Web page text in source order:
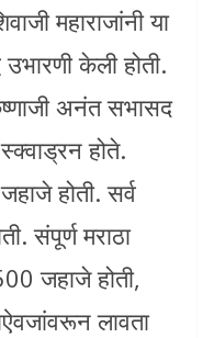
महाराजांनी या
केली होती.
अनंत सभासद
होते.
होती. सर्व
संपूर्ण मराठा
जहाजे होती,
लावता